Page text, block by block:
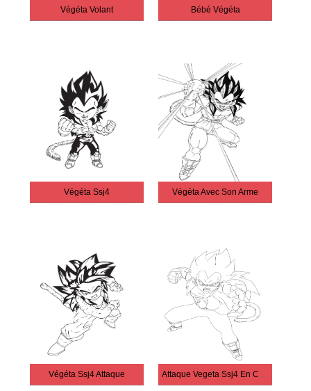
Végéta Volant Bébé Végéta
Végéta Ssj4 Végéta Avec Son Arme
Végéta Ssj4 Attaque Attaque Vegeta Ssj4 En Colère